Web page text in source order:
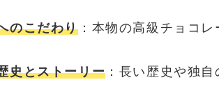
のこだわり ：本物の高級チョコ
史とストーリー ：長い歴史や独